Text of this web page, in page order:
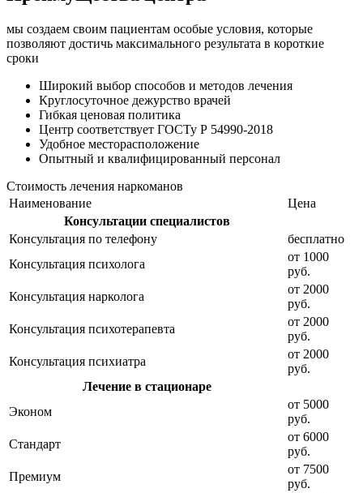
мы создаем своим пациентам особые условия, которые
позволяют достичь максимального результата в короткие
сроки
Широкий выбор способов и методов лечения
Круглосуточное дежурство врачей
Гибкая ценовая политика
Центр соответствует ГОСТу Р 54990-2018
Удобное месторасположение
Опытный и квалифицированный персонал
Стоимость лечения наркоманов
Наименование
Цена
Консультации специалистов
Консультация по телефону
бесплатно
Консультация психолога
от 1000
руб.
Консультация нарколога
от 2000
руб.
Консультация психотерапевта
от 2000
руб.
Консультация психиатра
от 2000
руб.
Лечение в стационаре
Эконом
от 5000
руб.
Стандарт
от 6000
руб.
Премиум
от 7500
руб.